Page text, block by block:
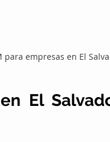
para empresas en El
El